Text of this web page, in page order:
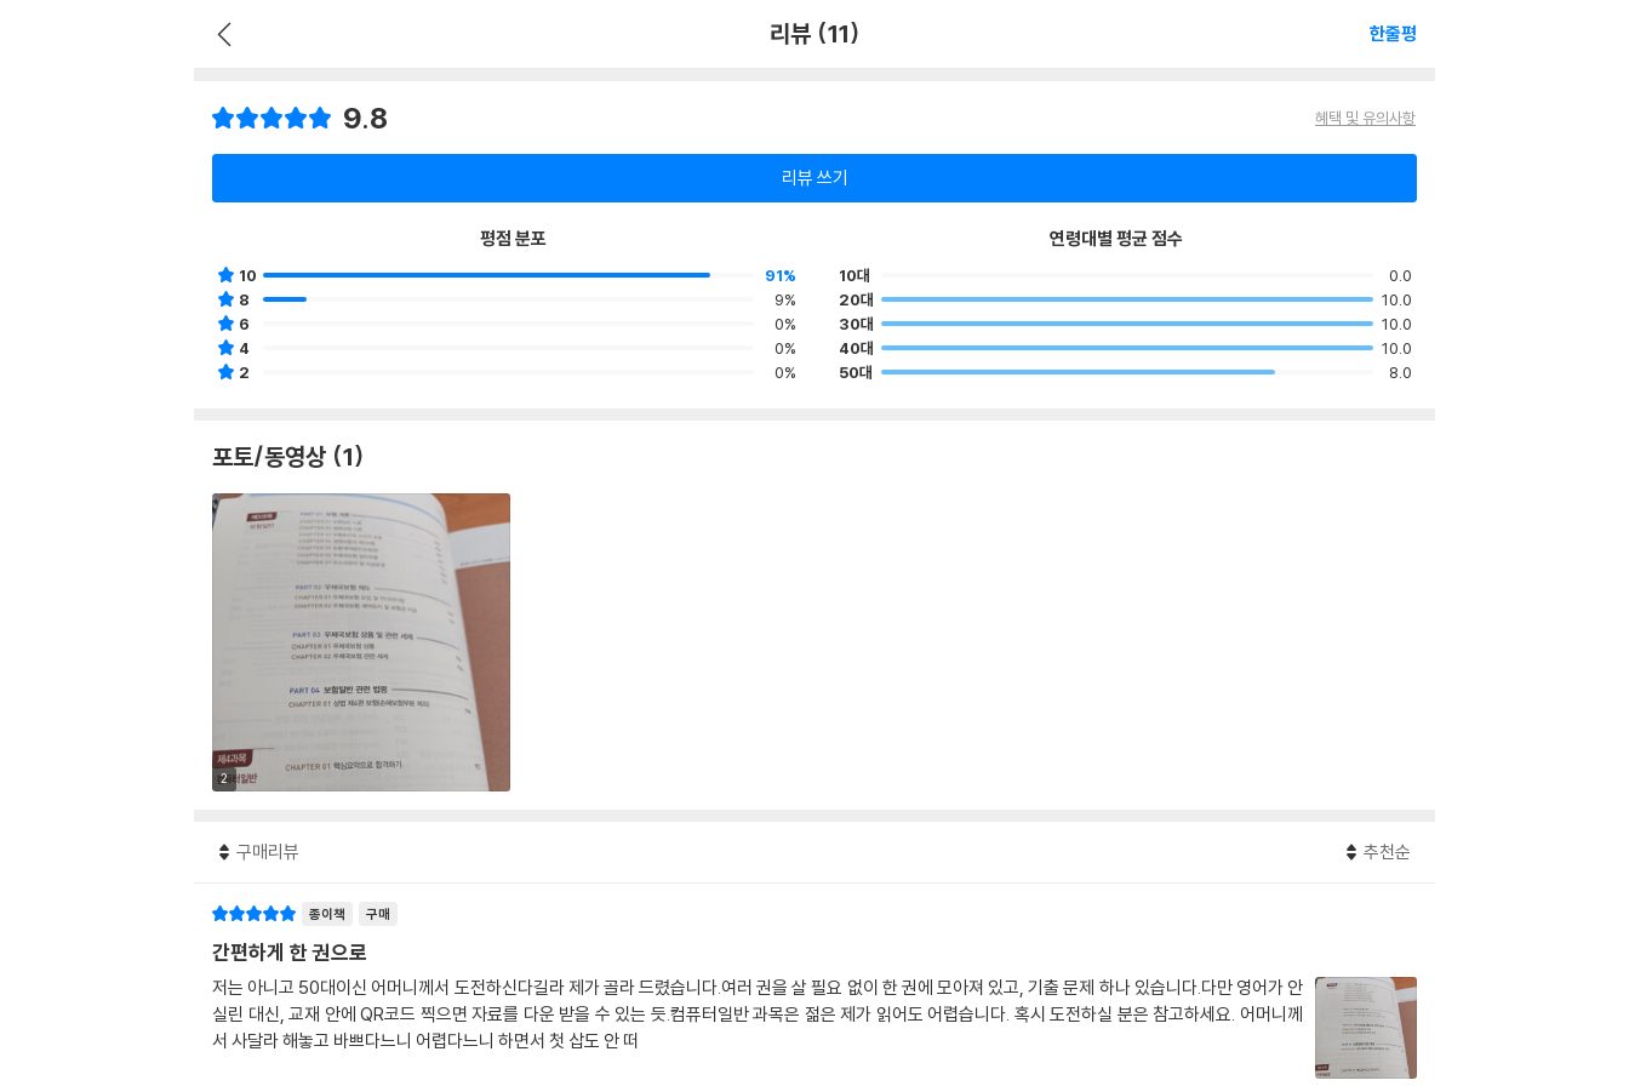
리뷰 (11) 한줄평
9.8 혜택 및 유의사항
리뷰 쓰기
평점 분포
10
91%
8
9%
6
0%
4
0%
2
0%
연령대별 평균 점수
10대
0.0
20대
10.0
30대
10.0
40대
10.0
50대
8.0
포토/동영상 (1)
2
구매리뷰 추천순
종이책 구매
간편하게 한 권으로
저는 아니고 50대이신 어머니께서 도전하신다길라 제가 골라 드렸습니다.여러 권을 살 필요 없이 한 권에 모아져 있고, 기출 문제 하나 있습니다.다만 영어가 안
실린 대신, 교재 안에 QR코드 찍으면 자료를 다운 받을 수 있는 듯.컴퓨터일반 과목은 젊은 제가 읽어도 어렵습니다. 혹시 도전하실 분은 참고하세요. 어머니께
서 사달라 해놓고 바쁘다느니 어렵다느니 하면서 첫 삽도 안 떠